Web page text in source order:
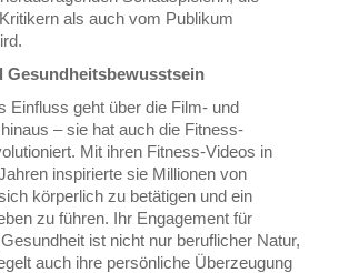
als auch vom Publikum
Gesundheitsbewusstsein
Einfluss geht über die Film- und
– sie hat auch die Fitness-
Mit ihren Fitness-Videos in
inspirierte sie Millionen von
körperlich zu betätigen und ein
zu führen. Ihr Engagement für
ist nicht nur beruflicher Natur,
auch ihre persönliche Überzeugung